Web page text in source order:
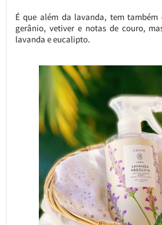
É que além da lavanda, tem
gerânio, vetiver e notas de couro,
lavanda e eucalipto.